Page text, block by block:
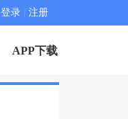
登录 注册
APP下载